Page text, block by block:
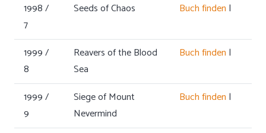
1998 /
7
Seeds of Chaos Buch finden |
1999 /
8
Reavers of the Blood
Sea
Buch finden |
1999 /
9
Siege of Mount
Nevermind
Buch finden |